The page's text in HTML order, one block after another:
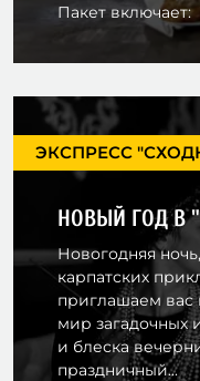
Пакет включает:
ЭКСПРЕСС
НОВЫЙ ГОД В
Новогодняя
карпатских
приглашаем вас
мир загадочных
и блеска
праздничный...